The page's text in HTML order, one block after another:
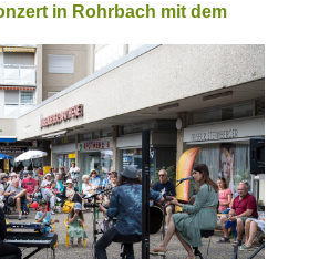
in Rohrbach mit dem